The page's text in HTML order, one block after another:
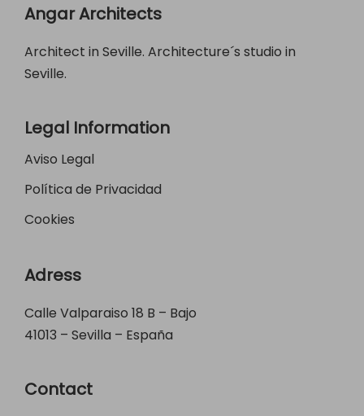
Angar Architects
Architect in Seville. Architecture´s studio in
Seville.
Legal Information
Aviso Legal
Política de Privacidad
Cookies
Adress
Calle Valparaiso 18 B – Bajo
41013 – Sevilla – España
Contact